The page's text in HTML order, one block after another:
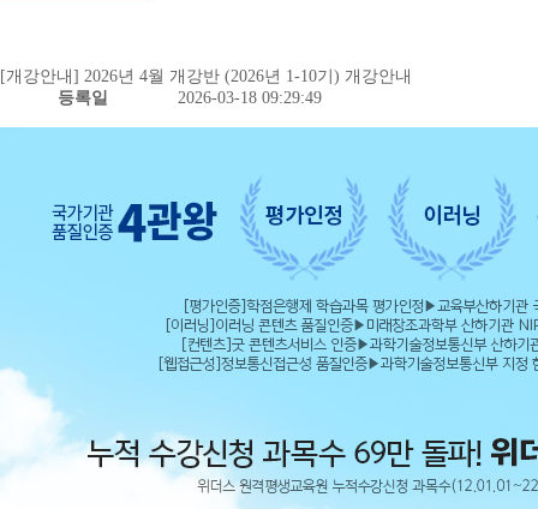
[개강안내] 2026년 4월 개강반 (2026년 1-10기) 개강안내
등록일
2026-03-18 09:29:49